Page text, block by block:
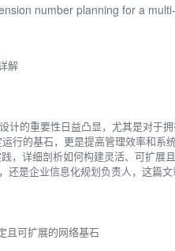
number planning for a
解
计的重要性日益凸显，尤其是对于
行的基石，更是提高管理效率和系
，详细剖析如何构建灵活、可扩
是企业信息化规划负责人，这篇文
且可扩展的网络基石